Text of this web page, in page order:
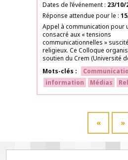
Dates de l’événement 23/10/
Réponse attendue pour le
Appel à communication pour
consacré aux « tensions
communicationnelles »
religieux. Ce Colloque
soutien du Crem (Université
Mots-clés
information
Médias
« »